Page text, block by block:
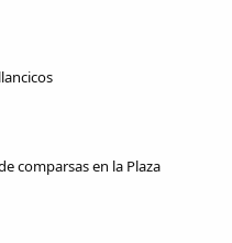
comparsas en la Plaza
Facebook
Twitter